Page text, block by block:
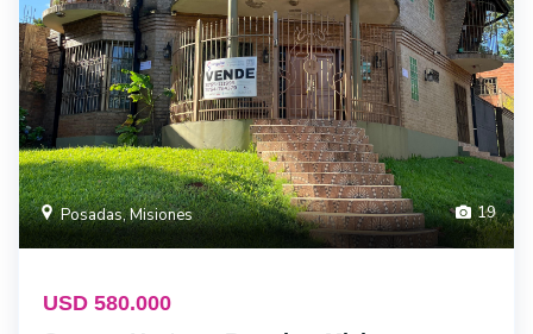
Posadas, Misiones 19
USD 580.000